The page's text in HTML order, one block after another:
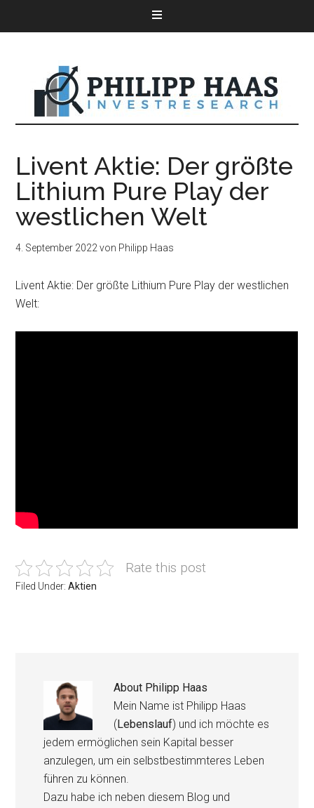
Livent Aktie: Der größte
Lithium Pure Play der
westlichen Welt
4. September 2022 von Philipp Haas
Livent Aktie: Der größte Lithium Pure Play der westlichen
Welt:
Rate this post
Filed Under:Aktien
About Philipp Haas
Mein Name ist Philipp Haas
(Lebenslauf) und ich möchte es
jedem ermöglichen sein Kapital besser
anzulegen, um ein selbstbestimmteres Leben
führen zu können.
Dazu habe ich neben diesem Blog und